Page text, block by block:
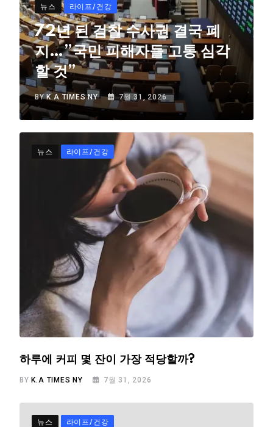
뉴스 라이프/건강
72년 된 검찰 수사권 결국 폐
지…”국민 피해자들 고통 심각
할 것”
BYK.A TIMES NY 7월 31, 2026
뉴스 라이프/건강
하루에 커피 몇 잔이 가장 적당할까?
BYK.A TIMES NY 7월 31, 2026
뉴스 라이프/건강